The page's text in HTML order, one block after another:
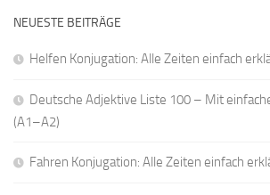
NEUESTE BEITRÄGE
Helfen Konjugation: Alle Zeiten einfach
Deutsche Adjektive Liste 100 – Mit
(A1–A2)
Fahren Konjugation: Alle Zeiten einfach